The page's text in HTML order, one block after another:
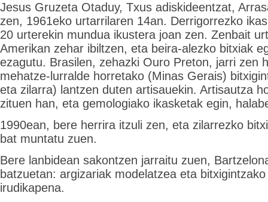
Jesus Gruzeta Otaduy, Txus adiskideentzat,
zen, 1961eko urtarrilaren 14an. Derrigorrezko
20 urterekin mundua ikustera joan zen. Zenbait
Amerikan zehar ibiltzen, eta beira-alezko bitxiak
ezagutu. Brasilen, zehazki Ouro Preton, jarri zen
mehatze-lurralde horretako (Minas Gerais)
eta zilarra) lantzen duten artisauekin. Artisautza
zituen han, eta gemologiako ikasketak egin,
1990ean, bere herrira itzuli zen, eta zilarrezko
bat muntatu zuen.
Bere lanbidean sakontzen jarraitu zuen,
batzuetan: argizariak modelatzea eta
irudikapena.